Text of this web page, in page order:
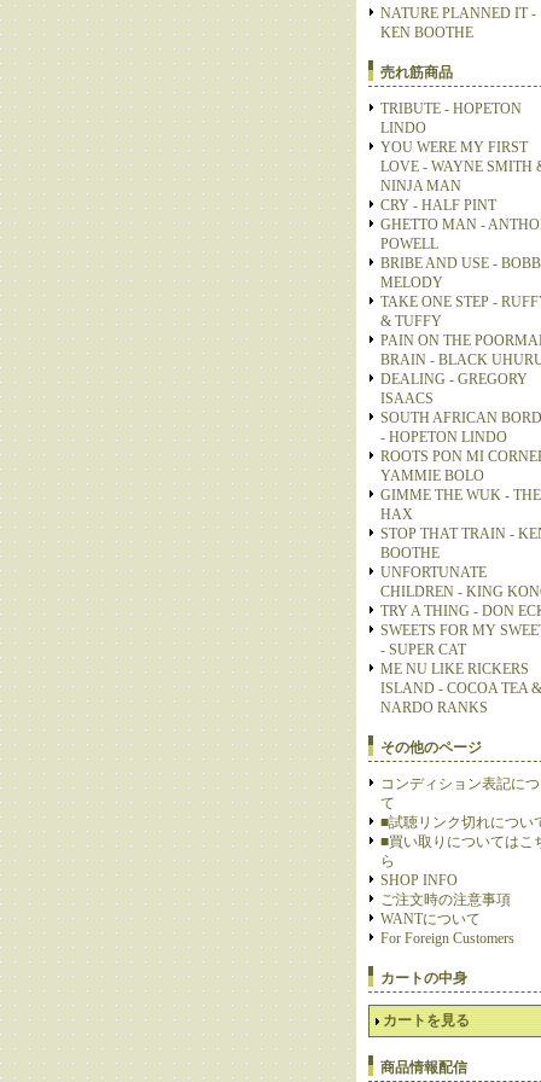
NATURE PLANNED IT -
KEN BOOTHE
売れ筋商品
TRIBUTE - HOPETON
LINDO
YOU WERE MY FIRST
LOVE - WAYNE SMITH
NINJA MAN
CRY - HALF PINT
GHETTO MAN -
POWELL
BRIBE AND USE -
MELODY
TAKE ONE STEP -
& TUFFY
PAIN ON THE
BRAIN - BLACK
DEALING - GREGORY
ISAACS
SOUTH AFRICAN
- HOPETON LINDO
ROOTS PON MI
YAMMIE BOLO
GIMME THE WUK - THE
HAX
STOP THAT TRAIN -
BOOTHE
UNFORTUNATE
CHILDREN - KING
TRY A THING - DON
SWEETS FOR MY
- SUPER CAT
ME NU LIKE RICKERS
ISLAND - COCOA TEA &
NARDO RANKS
その他のページ
コンディション表記に
て
■試聴リンク切れについ
■買い取りについてはこ
ら
SHOP INFO
ご注文時の注意事項
WANTについて
For Foreign Customers
カートの中身
カートを見る
商品情報配信